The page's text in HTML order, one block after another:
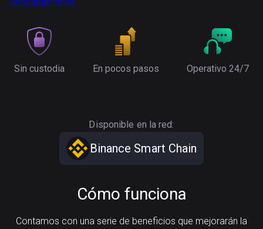
Sin custodia En pocos pasos Operativo 24/7
Disponible en la red:
Binance Smart Chain
Cómo funciona
Contamos con una serie de beneficios que mejorarán la